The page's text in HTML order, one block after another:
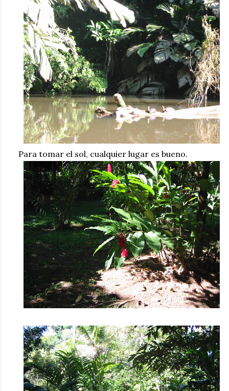
Para tomar el sol, cualquier lugar es bueno.